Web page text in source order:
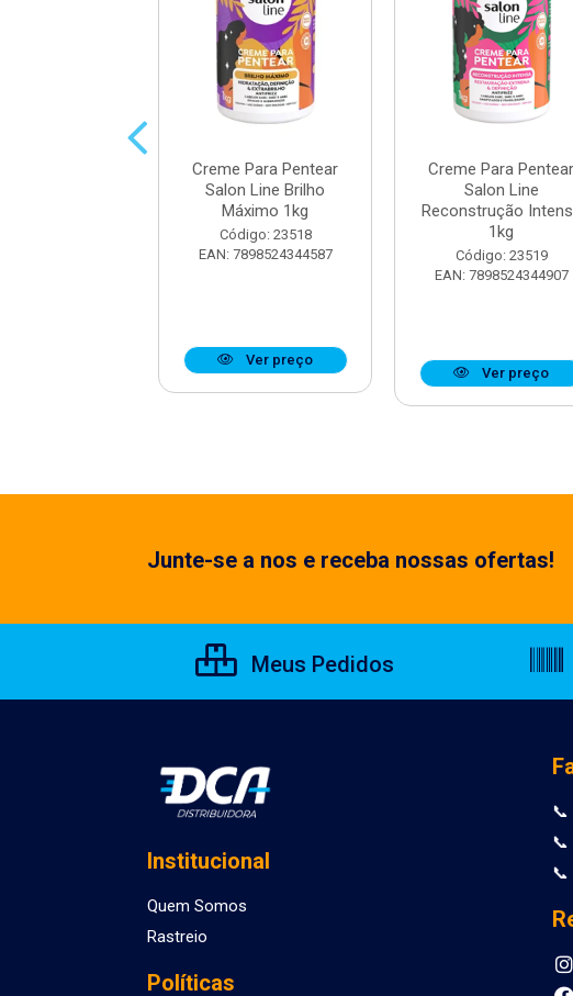
Creme Para Pentear
Salon Line Brilho
Máximo 1kg
Código: 23518
EAN: 7898524344587
Ver preço
Creme Para Pentear
Salon Line
Reconstrução
1kg
Código: 23519
EAN: 7898524344907
Ver preço
Junte-se a nos e receba nossas ofertas!
Meus Pedidos
Institucional
Quem Somos
Rastreio
Políticas
📞
📞
📞